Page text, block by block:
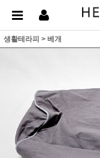
생활테라피 > 베개